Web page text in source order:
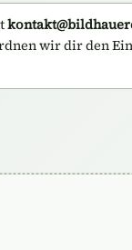
wir dir den